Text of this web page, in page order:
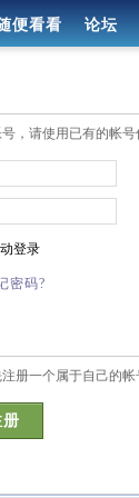
便看看 论坛
，请使用已有的帐
登录
密码?
册一个属于自己的帐